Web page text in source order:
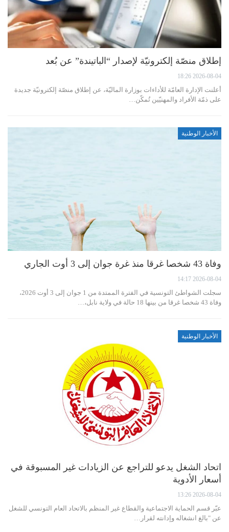
إطلاق منصّة إلكترونيّة لإصدار “الباتيندة” عن بُعد
2026-08-04 18:26
أعلنت الإدارة العامّة للأداءات بوزارة الماليّة، عن إطلاق منصّة إلكترونيّة جديدة
على ذمّة الأفراد والمهنيّين تُمكّن…
الأخبار الوطنية
وفاة 43 شخصا غرقا منذ غرة جوان إلى 3 أوت الجاري
2026-08-04 14:17
سجلت الشواطئ التونسية في الفترة الممتدة من 1 جوان إلى 3 أوت 2026،
وفاة 43 شخصا غرقا من بينها 18 حالة في ولاية نابل،…
الأخبار الوطنية
اتحاد الشغل يدعو للتراجع عن الزيادات غير المسبوقة في
أسعار الأدوية
2026-08-04 13:26
عبّر قسم الحماية الاجتماعية والقطاع غير المنظم بالاتحاد العام التونسي للشغل
عن "بالغ انشغاله وإدانته لقرار…